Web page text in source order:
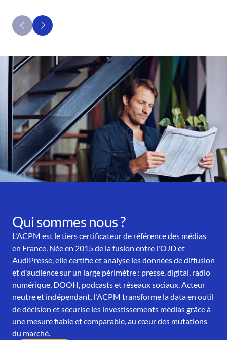
Qui sommes nous ?
L'ACPM est le tiers certificateur de référence des médias
en France. Née en 2015 de la fusion entre l'OJD et
AudiPresse, elle certifie et analyse les données de diffusion
et d'audience sur un large périmètre : presse, digital, radio
numérique, DOOH, podcasts et réseaux sociaux. Acteur
neutre et indépendant, l'ACPM transforme la data en outil
de décision et sécurise les investissements médias grâce à
une mesure fiable et comparable, au cœur des mutations
du marché.